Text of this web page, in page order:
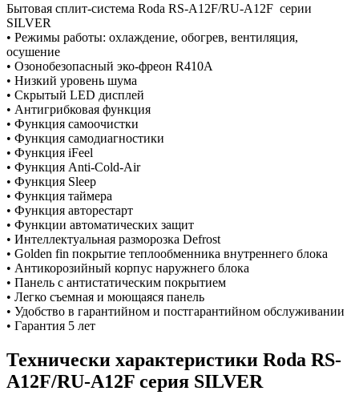
Бытовая сплит-система Roda RS-A12F/RU-A12F серии
SILVER
• Режимы работы: охлаждение, обогрев, вентиляция,
осушение
• Озонобезопасный эко-фреон R410A
• Низкий уровень шума
• Скрытый LED дисплей
• Антигрибковая функция
• Функция самоочистки
• Функция самодиагностики
• Функция iFeel
• Функция Anti-Cold-Air
• Функция Sleep
• Функция таймера
• Функция авторестарт
• Функции автоматических защит
• Интеллектуальная разморозка Defrost
• Golden fin покрытие теплообменника внутреннего блока
• Антикорозийный корпус наружнего блока
• Панель с антистатическим покрытием
• Легко съемная и моющаяся панель
• Удобство в гарантийном и постгарантийном обслуживании
• Гарантия 5 лет
Технически характеристики Roda RS-
A12F/RU-A12F серия SILVER